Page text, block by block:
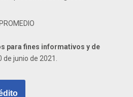
para fines informativos y de
junio de 2021.